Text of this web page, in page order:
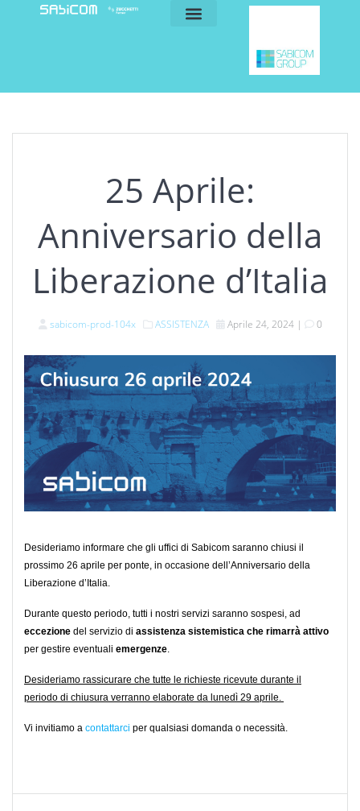
25 Aprile:
Anniversario della
Liberazione d’Italia
sabicom-prod-104x ASSISTENZA Aprile 24, 2024| 0
Desideriamo informare che gli uffici di Sabicom saranno chiusi il
prossimo 26 aprile per ponte, in occasione dell’Anniversario della
Liberazione d’Italia.
Durante questo periodo, tutti i nostri servizi saranno sospesi, ad
eccezione del servizio di assistenza sistemistica che rimarrà attivo
per gestire eventuali emergenze.
Desideriamo rassicurare che tutte le richieste ricevute durante il
periodo di chiusura verranno elaborate da lunedì 29 aprile.
Vi invitiamo a contattarci per qualsiasi domanda o necessità.